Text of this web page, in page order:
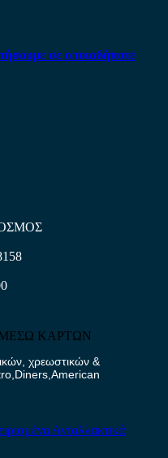
σε οποιαδήποτε
ΚΑΡΤΩΝ
χρεωστικών &
Ανταλλακτικά